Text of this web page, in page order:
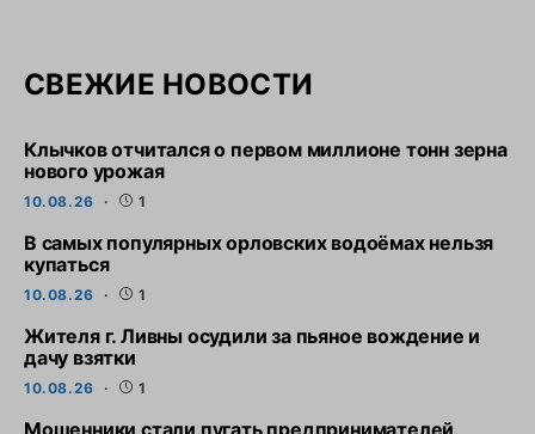
СВЕЖИЕ НОВОСТИ
Клычков отчитался о первом миллионе тонн зерна
нового урожая
10.08.26 1
В самых популярных орловских водоёмах нельзя
купаться
10.08.26 1
Жителя г. Ливны осудили за пьяное вождение и
дачу взятки
10.08.26 1
Мошенники стали пугать предпринимателей